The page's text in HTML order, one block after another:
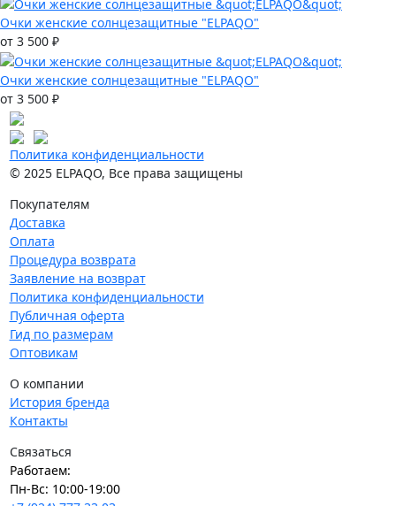
Очки женские солнцезащитные "ELPAQO"
от 3 500 ₽
Очки женские солнцезащитные "ELPAQO"
от 3 500 ₽
Политика конфиденциальности
© 2025 ELPAQO, Все права защищены
Покупателям
Доставка
Оплата
Процедура возврата
Заявление на возврат
Политика конфиденциальности
Публичная оферта
Гид по размерам
Оптовикам
О компании
История бренда
Контакты
Связаться
Работаем:
Пн-Вс: 10:00-19:00